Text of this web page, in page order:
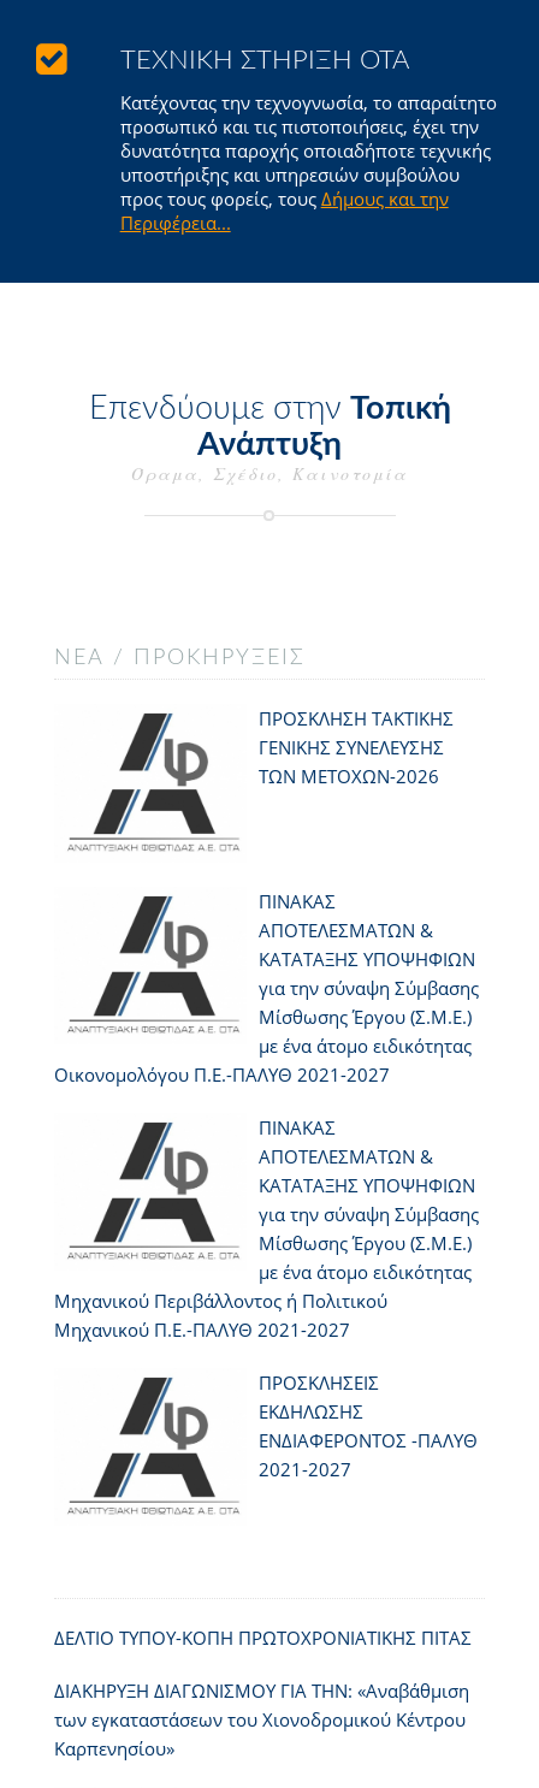
ΤΕΧΝΙΚΉ ΣΤΉΡΙΞΗ ΟΤΑ
Κατέχοντας την τεχνογνωσία, το απαραίτητο
προσωπικό και τις πιστοποιήσεις, έχει την
δυνατότητα παροχής οποιαδήποτε τεχνικής
υποστήριξης και υπηρεσιών συμβούλου
προς τους φορείς, τους Δήμους και την
Περιφέρεια...
Επενδύουμε στην Τοπική
Ανάπτυξη
Όραμα, Σχέδιο, Καινοτομία
ΝΈΑ / ΠΡΟΚΗΡΎΞΕΙΣ
ΠΡΟΣΚΛΗΣΗ ΤΑΚΤΙΚΗΣ
ΓΕΝΙΚΗΣ ΣΥΝΕΛΕΥΣΗΣ
ΤΩΝ ΜΕΤΟΧΩΝ-2026
ΠΙΝΑΚΑΣ
ΑΠΟΤΕΛΕΣΜΑΤΩΝ &
ΚΑΤΑΤΑΞΗΣ ΥΠΟΨΗΦΙΩΝ
για την σύναψη Σύμβασης
Μίσθωσης Έργου (Σ.Μ.Ε.)
με ένα άτομο ειδικότητας
Οικονομολόγου Π.Ε.-ΠΑΛΥΘ 2021-2027
ΠΙΝΑΚΑΣ
ΑΠΟΤΕΛΕΣΜΑΤΩΝ &
ΚΑΤΑΤΑΞΗΣ ΥΠΟΨΗΦΙΩΝ
για την σύναψη Σύμβασης
Μίσθωσης Έργου (Σ.Μ.Ε.)
με ένα άτομο ειδικότητας
Μηχανικού Περιβάλλοντος ή Πολιτικού
Μηχανικού Π.Ε.-ΠΑΛΥΘ 2021-2027
ΠΡΟΣΚΛΗΣΕΙΣ
ΕΚΔΗΛΩΣΗΣ
ΕΝΔΙΑΦΕΡΟΝΤΟΣ -ΠΑΛΥΘ
2021-2027
ΔΕΛΤΙΟ ΤΥΠΟΥ-ΚΟΠΗ ΠΡΩΤΟΧΡΟΝΙΑΤΙΚΗΣ ΠΙΤΑΣ
ΔΙΑΚΗΡΥΞΗ ΔΙΑΓΩΝΙΣΜΟΥ ΓΙΑ ΤΗΝ: «Αναβάθμιση
των εγκαταστάσεων του Χιονοδρομικού Κέντρου
Καρπενησίου»